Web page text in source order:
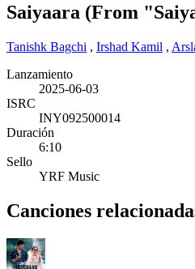
Saiyaara (From
Tanishk Bagchi , Irshad Kamil ,
Lanzamiento
2025-06-03
ISRC
INY092500014
Duración
6:10
Sello
YRF Music
Canciones